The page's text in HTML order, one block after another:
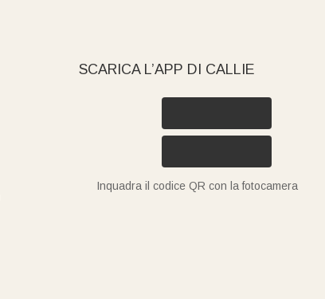
SCARICA L’APP DI CALLIE
Inquadra il codice QR con la fotocamera